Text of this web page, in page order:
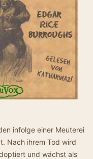
infolge einer Meuterei
Nach ihrem Tod wird
und wächst als